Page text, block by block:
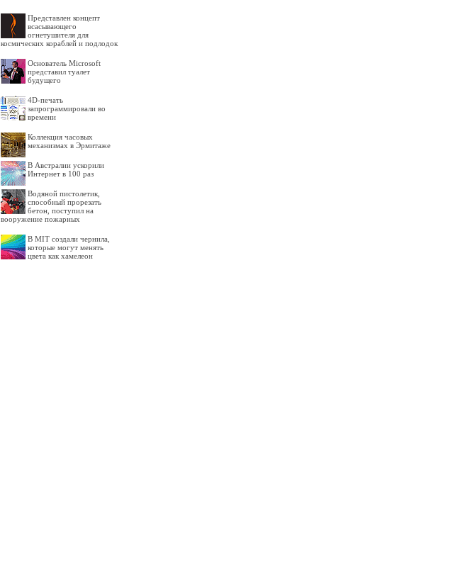
Представлен концепт
всасывающего
огнетушителя для
космических кораблей и подлодок
Основатель Microsoft
представил туалет
будущего
4D-печать
запрограммировали во
времени
Коллекция часовых
механизмах в Эрмитаже
В Австралии ускорили
Интернет в 100 раз
Водяной пистолетик,
способный прорезать
бетон, поступил на
вооружение пожарных
В MIT создали чернила,
которые могут менять
цвета как хамелеон